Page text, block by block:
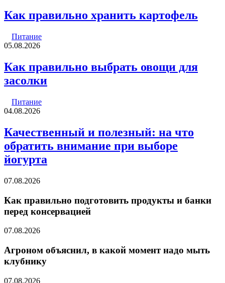
Как правильно хранить картофель
Питание
05.08.2026
Как правильно выбрать овощи для
засолки
Питание
04.08.2026
Качественный и полезный: на что
обратить внимание при выборе
йогурта
07.08.2026
Как правильно подготовить продукты и банки
перед консервацией
07.08.2026
Агроном объяснил, в какой момент надо мыть
клубнику
07.08.2026